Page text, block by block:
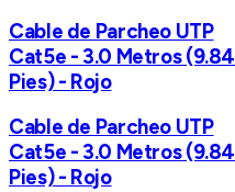
Cable de Parcheo UTP
Cat5e - 3.0 Metros (9.84
Pies) - Rojo
Cable de Parcheo UTP
Cat5e - 3.0 Metros (9.84
Pies) - Rojo